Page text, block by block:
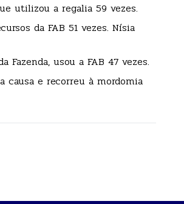
utilizou a regalia 59 vezes.
da FAB 51 vezes. Nísia
Fazenda, usou a FAB 47 vezes.
causa e recorreu à mordomia